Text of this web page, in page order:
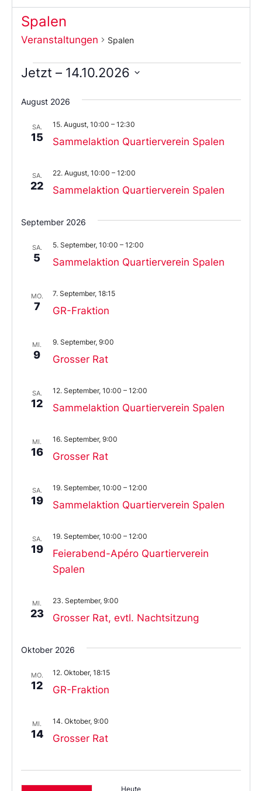
Spalen
Veranstaltungen Spalen
Jetzt – 14.10.2026
Sie
das
aus.
August 2026
SA.
15 Sammelaktion Quartierverein Spalen
15. August, 10:00 – 12:30
SA.
22 Sammelaktion Quartierverein Spalen
22. August, 10:00 – 12:00
September 2026
SA.
5 Sammelaktion Quartierverein Spalen
5. September, 10:00 – 12:00
MO.
7 GR-Fraktion
7. September, 18:15
MI.
9 Grosser Rat
9. September, 9:00
SA.
12 Sammelaktion Quartierverein Spalen
12. September, 10:00 – 12:00
MI.
16 Grosser Rat
16. September, 9:00
SA.
19 Sammelaktion Quartierverein Spalen
19. September, 10:00 – 12:00
SA.
19
Feierabend-Apéro Quartierverein
Spalen
19. September, 10:00 – 12:00
MI.
23 Grosser Rat, evtl. Nachtsitzung
23. September, 9:00
Oktober 2026
MO.
12 GR-Fraktion
12. Oktober, 18:15
MI.
14 Grosser Rat
14. Oktober, 9:00
Heute